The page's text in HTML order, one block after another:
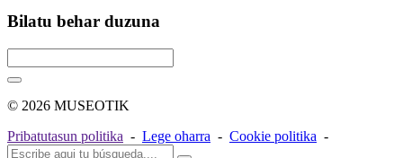
Bilatu behar duzuna
© 2026 MUSEOTIK
Pribatutasun politika - Lege oharra - Cookie politika -